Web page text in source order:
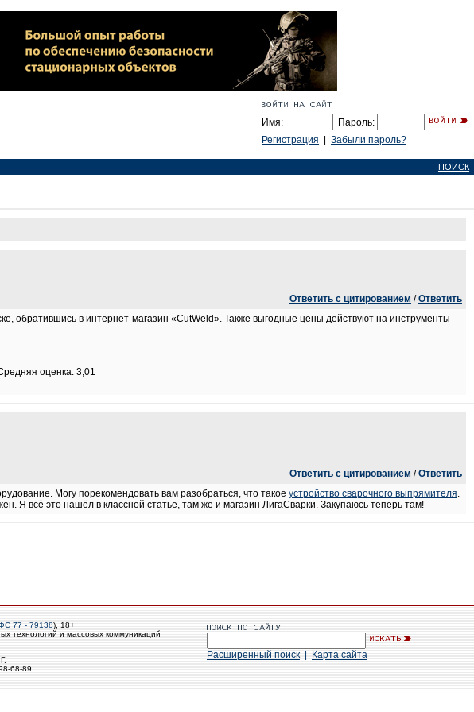
Имя:
Пароль:
Регистрация
Забыли пароль?
ПОИСК
Ответить с цитированием /Ответить
обратившись в интернет-магазин «CutWeld». Также выгодные цены действуют на инструменты
оценка: 3,01
Ответить с цитированием /Ответить
Могу порекомендовать вам разобраться, что такое устройство сварочного выпрямителя.
Я всё это нашёл в классной статье, там же и магазин ЛигаСварки. Закупаюсь теперь там!
77 - 79138), 18+
технологий и массовых коммуникаций
68-89
Расширенный поиск Карта сайта